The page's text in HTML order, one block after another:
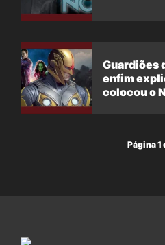
Guardiões
enfim
colocou o
Página 1